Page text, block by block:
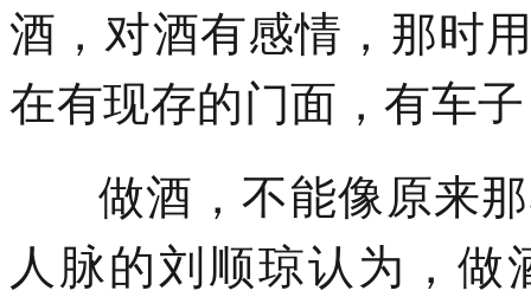
酒，对酒有感情，那时
在有现存的门面，有车
做酒，不能像原来那
人脉的刘顺琼认为，